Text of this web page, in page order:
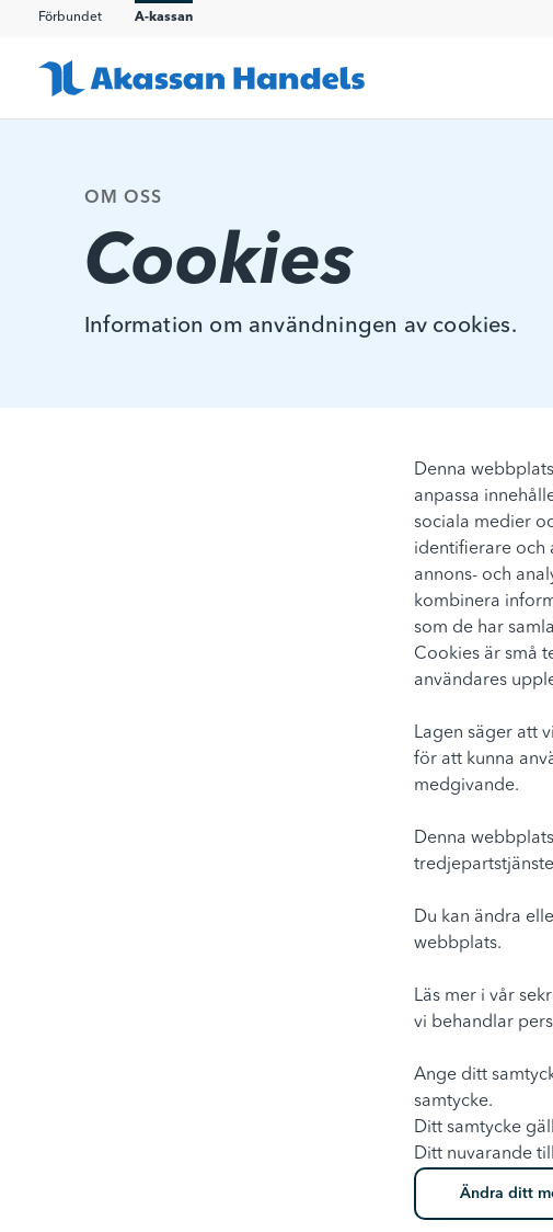
Förbundet A-kassan
OM OSS
Cookies
Information om användningen av cookies.
Denna
anpassa
sociala medier
identifierare och
annons- och
kombinera
som de har
Cookies är små
användares
Lagen säger att
för att kunna
medgivande.
Denna
Du kan ändra
webbplats.
Läs mer i vår
vi behandlar
Ange ditt
samtycke.
Ditt samtycke
Ditt nuvarande
Ändra ditt